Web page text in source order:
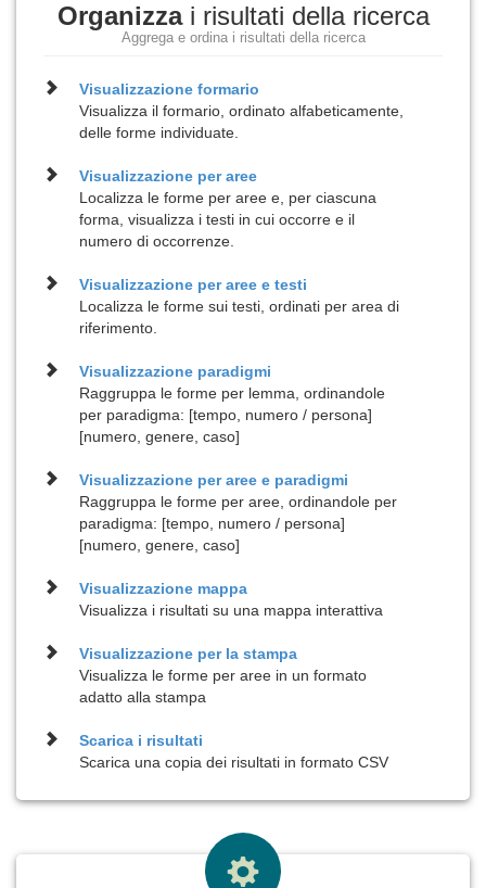
Organizzai risultati della ricerca
Aggrega e ordina i risultati della ricerca
Visualizzazioneformario
Visualizza il formario, ordinato alfabeticamente,
delle forme individuate.
Visualizzazione peraree
Localizza le forme per aree e, per ciascuna
forma, visualizza i testi in cui occorre e il
numero di occorrenze.
Visualizzazione peraree e testi
Localizza le forme sui testi, ordinati per area di
riferimento.
Visualizzazione paradigmi
Raggruppa le forme per lemma, ordinandole
per paradigma: [tempo, numero / persona]
[numero, genere, caso]
Visualizzazione peraree e paradigmi
Raggruppa le forme per aree, ordinandole per
paradigma: [tempo, numero / persona]
[numero, genere, caso]
Visualizzazione mappa
Visualizza i risultati su una mappa interattiva
Visualizzazione per lastampa
Visualizza le forme per aree in un formato
adatto alla stampa
Scarica i risultati
Scarica una copia dei risultati in formato CSV